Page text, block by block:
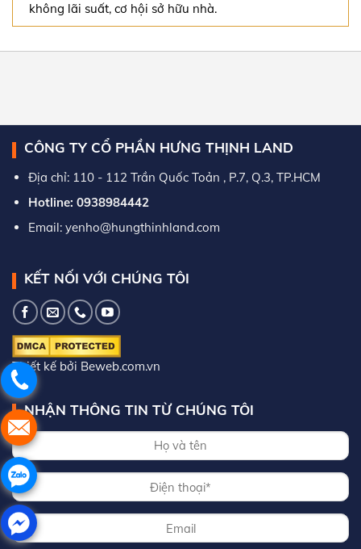
không lãi suất, cơ hội sở hữu nhà.
CÔNG TY CỔ PHẦN HƯNG THỊNH LAND
Địa chỉ: 110 - 112 Trần Quốc Toản , P.7, Q.3, TP.HCM
Hotline: 0938984442
Email: yenho@hungthinhland.com
KẾT NỐI VỚI CHÚNG TÔI
Thiết kế bởi Beweb.com.vn
NHẬN THÔNG TIN TỪ CHÚNG TÔI